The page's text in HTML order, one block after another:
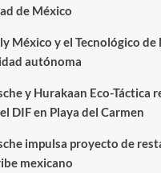
de México
México y el Tecnológico
autónoma
y Hurakaan Eco-Táctica
DIF en Playa del Carmen
impulsa proyecto de
mexicano